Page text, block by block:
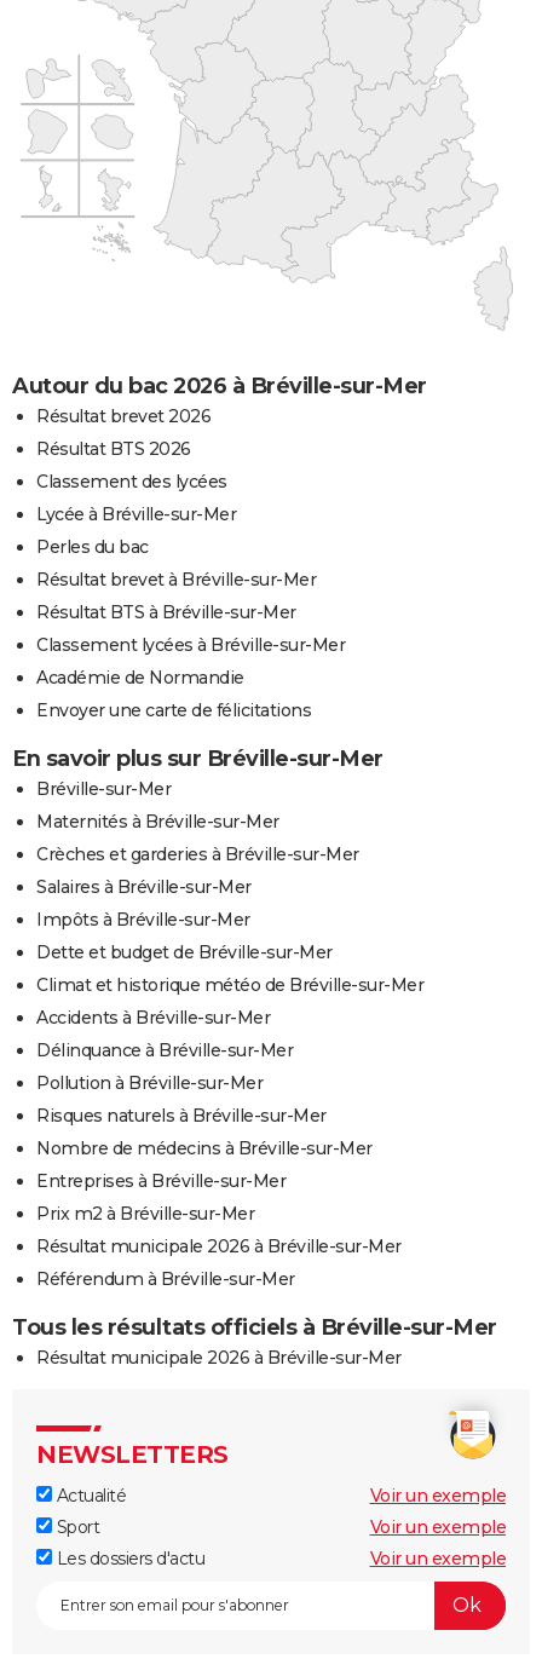
Autour du bac 2026 à Bréville-sur-Mer
Résultat brevet 2026
Résultat BTS 2026
Classement des lycées
Lycée à Bréville-sur-Mer
Perles du bac
Résultat brevet à Bréville-sur-Mer
Résultat BTS à Bréville-sur-Mer
Classement lycées à Bréville-sur-Mer
Académie de Normandie
Envoyer une carte de félicitations
En savoir plus sur Bréville-sur-Mer
Bréville-sur-Mer
Maternités à Bréville-sur-Mer
Crèches et garderies à Bréville-sur-Mer
Salaires à Bréville-sur-Mer
Impôts à Bréville-sur-Mer
Dette et budget de Bréville-sur-Mer
Climat et historique météo de Bréville-sur-Mer
Accidents à Bréville-sur-Mer
Délinquance à Bréville-sur-Mer
Pollution à Bréville-sur-Mer
Risques naturels à Bréville-sur-Mer
Nombre de médecins à Bréville-sur-Mer
Entreprises à Bréville-sur-Mer
Prix m2 à Bréville-sur-Mer
Résultat municipale 2026 à Bréville-sur-Mer
Référendum à Bréville-sur-Mer
Tous les résultats officiels à Bréville-sur-Mer
Résultat municipale 2026 à Bréville-sur-Mer
NEWSLETTERS
Actualité
Voir un exemple
Sport
Voir un exemple
Les dossiers d'actu
Voir un exemple